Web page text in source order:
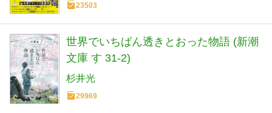
23503
世界でいちばん透きとおった物語 (新潮
文庫 す 31-2)
杉井光
29969